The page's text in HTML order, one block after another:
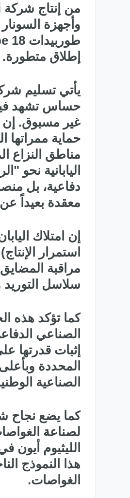
وأجهزة
إطلاق متطورة.
حساس تشهد
حماية
مناطق النزاع
اليابانية
دفاعية، بل
معقدة بعيداً
استمرار
مراقبة
سلاسل التوريد
كما تؤكد هذه
إثبات قدرتها
المحددة
الصناعية
لصناعة
الليثيوم أيون
هذا النموذج
الغواصات.